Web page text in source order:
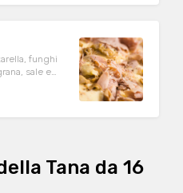
funghi
sale e
Tana da 16